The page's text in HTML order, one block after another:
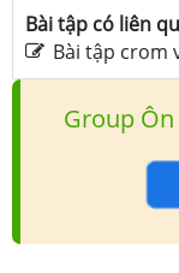
Bài tập có liên
Bài tập crom
Group